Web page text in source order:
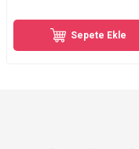
Sepete Ekle